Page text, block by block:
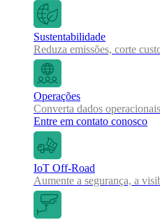
Sustentabilidade
Reduza emissões, corte
Operações
Converta dados
Entre em contato conosco
IoT Off-Road
Aumente a segurança, a